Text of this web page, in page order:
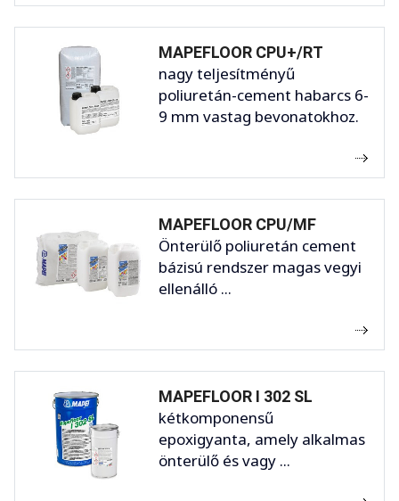
MAPEFLOOR CPU+/RT
nagy teljesítményű
poliuretán-cement habarcs 6-
9 mm vastag bevonatokhoz.
MAPEFLOOR CPU/MF
Önterülő poliuretán cement
bázisú rendszer magas vegyi
ellenálló ...
MAPEFLOOR I 302 SL
kétkomponensű
epoxigyanta, amely alkalmas
önterülő és vagy ...